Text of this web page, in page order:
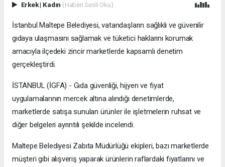
Erkek| Kadın (Haberi Sesli Oku)
İstanbul Maltepe Belediyesi, vatandaşların sağlıklı ve güvenilir
gıdaya ulaşmasını sağlamak ve tüketici haklarını korumak
amacıyla ilçedeki zincir marketlerde kapsamlı denetim
gerçekleştirdi.
İSTANBUL (İGFA) - Gıda güvenliği, hijyen ve fiyat
uygulamalarının mercek altına alındığı denetimlerde,
marketlerde satışa sunulan ürünler ile işletmelerin ruhsat ve
diğer belgeleri ayrıntılı şekilde incelendi.
Maltepe Belediyesi Zabıta Müdürlüğü ekipleri, bazı marketlerde
müşteri gibi alışveriş yaparak ürünlerin raflardaki fiyatlarını ve